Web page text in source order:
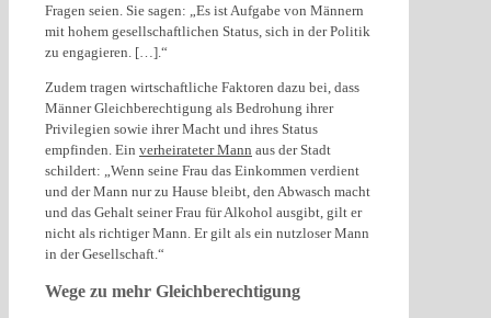
Fragen seien. Sie sagen: „Es ist Aufgabe von Männern
mit hohem gesellschaftlichen Status, sich in der Politik
zu engagieren. […].“
Zudem tragen wirtschaftliche Faktoren dazu bei, dass
Männer Gleichberechtigung als Bedrohung ihrer
Privilegien sowie ihrer Macht und ihres Status
empfinden. Ein verheirateter Mann aus der Stadt
schildert: „Wenn seine Frau das Einkommen verdient
und der Mann nur zu Hause bleibt, den Abwasch macht
und das Gehalt seiner Frau für Alkohol ausgibt, gilt er
nicht als richtiger Mann. Er gilt als ein nutzloser Mann
in der Gesellschaft.“
Wege zu mehr Gleichberechtigung